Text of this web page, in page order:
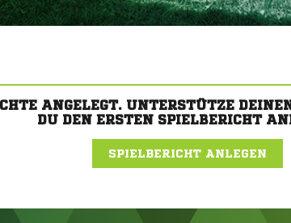
ANGELEGT. UNTERSTÜTZE
DU DEN ERSTEN SPIELBERICHT
SPIELBERICHT ANLEGEN